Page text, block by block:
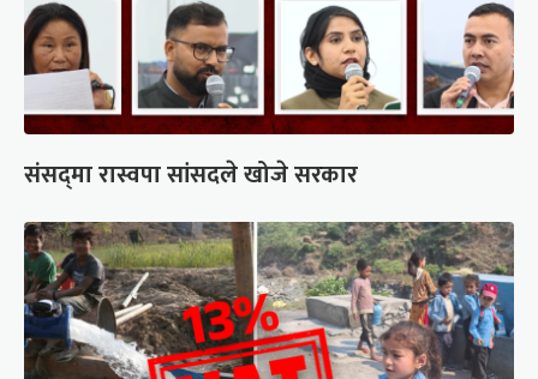
संसद्‍मा रास्वपा सांसदले खोजे सरकार